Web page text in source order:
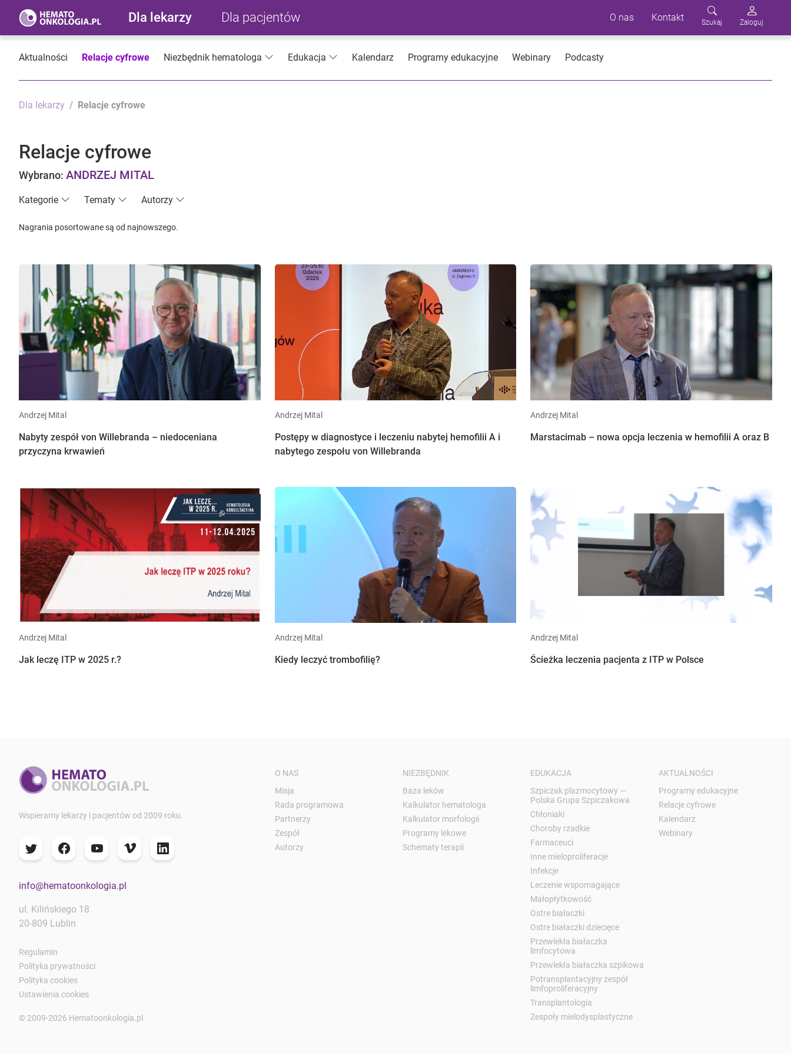
Dla lekarzy Dla pacjentów O nas Kontakt Szukaj Zaloguj
Aktualności Relacje cyfrowe Niezbędnik hematologa Edukacja Kalendarz Programy edukacyjne Webinary Podcasty
Dla lekarzy Relacje cyfrowe
Relacje cyfrowe
Wybrano: ANDRZEJ MITAL
Kategorie Tematy Autorzy
Nagrania posortowane są od najnowszego.
Andrzej Mital
Nabyty zespół von Willebranda – niedoceniana
przyczyna krwawień
Andrzej Mital
Postępy w diagnostyce i leczeniu nabytej hemofilii A i
nabytego zespołu von Willebranda
Andrzej Mital
Marstacimab – nowa opcja leczenia w hemofilii A oraz B
Andrzej Mital
Jak leczę ITP w 2025 r.?
Andrzej Mital
Kiedy leczyć trombofilię?
Andrzej Mital
Ścieżka leczenia pacjenta z ITP w Polsce
Wspieramy lekarzy i pacjentów od 2009 roku.
info@hematoonkologia.pl
ul. Kilińskiego 18
20-809 Lublin
Regulamin
Polityka prywatności
Polityka cookies
Ustawienia cookies
© 2009-2026 Hematoonkologia.pl
O NAS
Misja
Rada programowa
Partnerzy
Zespół
Autorzy
NIEZBĘDNIK
Baza leków
Kalkulator hematologa
Kalkulator morfologii
Programy lekowe
Schematy terapii
EDUKACJA
Szpiczak plazmocytowy —
Polska Grupa Szpiczakowa
Chłoniaki
Choroby rzadkie
Farmaceuci
Inne mieloproliferacje
Infekcje
Leczenie wspomagające
Małopłytkowość
Ostre białaczki
Ostre białaczki dziecięce
Przewlekła białaczka
limfocytowa
Przewlekła białaczka szpikowa
Potransplantacyjny zespół
limfoproliferacyjny
Transplantologia
Zespoły mielodysplastyczne
AKTUALNOŚCI
Programy edukacyjne
Relacje cyfrowe
Kalendarz
Webinary